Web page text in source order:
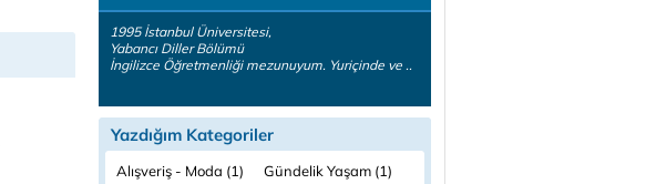
1995 İstanbul Üniversitesi,
Yabancı Diller Bölümü
İngilizce Öğretmenliği mezunuyum. Yuriçinde ve ..
Yazdığım Kategoriler
Alışveriş - Moda (1)
Gündelik Yaşam (1)